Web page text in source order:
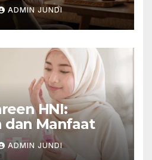
ADMIN JUNDI
HNI:
dan Manfaat
ADMIN JUNDI